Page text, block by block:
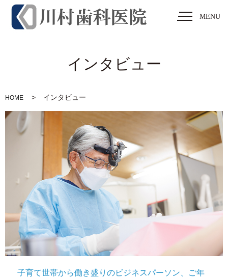
MENU
インタビュー
HOME インタビュー
子育て世帯から働き盛りのビジネスパーソン、ご年